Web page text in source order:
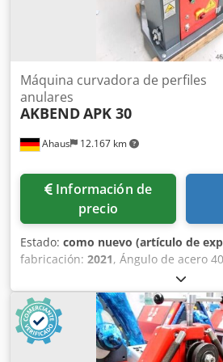
Ahaus 12.167 km
Máquina curvadora de perfiles
anulares
AKBENDAPK 30
Información de
precio
Estado: como nuevo (artículo de
fabricación: 2021, Ángulo de acero
Acero I - plano 80 x 15 (Ø 700) mm
10 (Ø 800) mm Material redondo
bruto máx. 60 x 2 (Ø 1200) mm
3 mm Dimensiones L-A-H 670 x 530 x
Potencia total requerida 0,75 kW